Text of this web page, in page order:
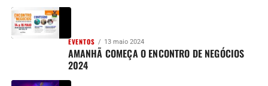
EVENTOS 13 maio 2024
AMANHÃ COMEÇA O ENCONTRO DE NEGÓCIOS
2024